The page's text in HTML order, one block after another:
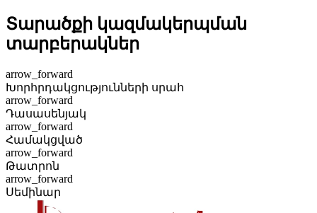
Տարածքի կազմակերպման
տարբերակներ
arrow_forward
Խորհրդակցությունների սրահ
arrow_forward
Դասասենյակ
arrow_forward
Համակցված
arrow_forward
Թատրոն
arrow_forward
Սեմինար